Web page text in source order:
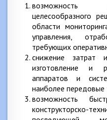
возможность
целесообразного
области
управления,
требующих
снижение затрат
изготовление и
аппаратов и
наиболее передовые
возможность